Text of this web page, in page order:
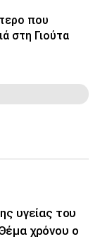
που
στη Γιούτα
υγείας του
χρόνου ο